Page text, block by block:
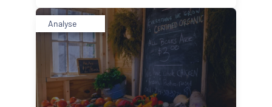
Analyse